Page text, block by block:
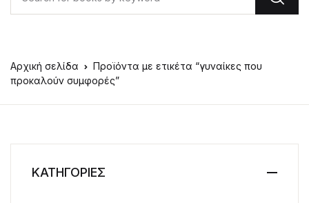
Αρχική σελίδα
Προϊόντα με ετικέτα “γυναίκες που
προκαλούν συμφορές”
ΚΑΤΗΓΟΡΙΕΣ